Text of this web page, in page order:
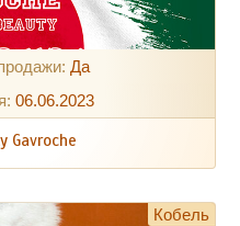
Да
06.06.2023
Gavroche
Кобель